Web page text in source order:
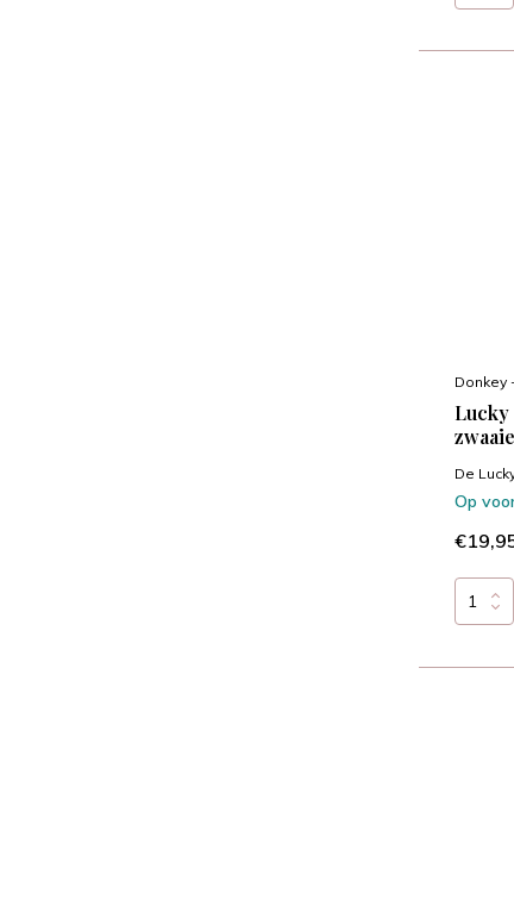
Donkey
Lucky
De
Op